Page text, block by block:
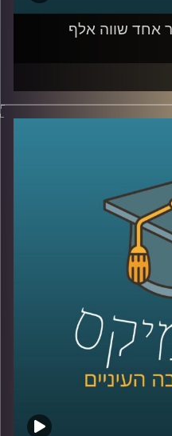
אחד שווה אלף
היעיל ביותר
משקיעים באמצעות
וגם – כיצד
החדשה קשורה
?